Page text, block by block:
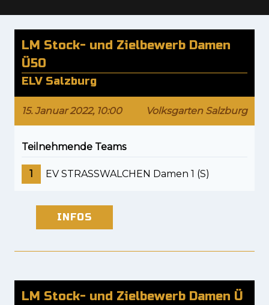
LM Stock- und Zielbewerb Damen
Ü50
ELV Salzburg
15. Januar 2022, 10:00 Volksgarten Salzburg
Teilnehmende Teams
1 EV STRASSWALCHEN Damen 1 (S)
INFOS
LM Stock- und Zielbewerb Damen Ü